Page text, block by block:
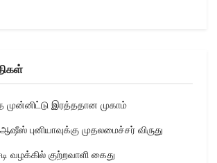
முன்னிட்டு இரத்ததான முகாம்
புனியாவுக்கு முதலமைச்சர் விருது
வழக்கில் குற்றவாளி கைது